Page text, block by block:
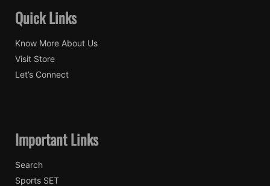
Quick Links
Know More About Us
Visit Store
Let’s Connect
Important Links
Search
Sports SET